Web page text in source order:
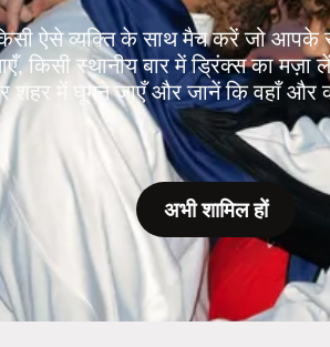
ऐसे व्यक्ति के साथ मैच करें जो आपके
किसी स्थानीय बार में ड्रिंक्स का
शहर में घूमने जाएँ और जानें कि वहाँ और
अभी शामिल हों